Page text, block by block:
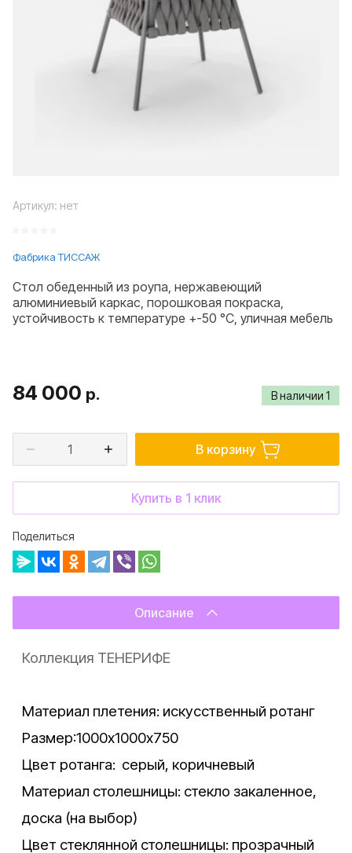
Артикул: нет
Фабрика ТИССАЖ
Стол обеденный из роупа, нержавеющий
алюминиевый каркас, порошковая покраска,
устойчивость к температуре +-50 °C, уличная мебель
В наличии 1
84 000 р.
В корзину
Купить в 1 клик
Поделиться
Описание
Коллекция ТЕНЕРИФЕ
Материал плетения: искусственный ротанг
Размер:1000х1000х750
Цвет ротанга: серый, коричневый
Материал столешницы: стекло закаленное,
доска (на выбор)
Цвет стеклянной столешницы: прозрачный